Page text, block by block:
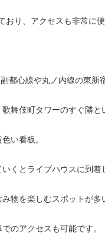
おり、アクセスも非常に便
都心線や丸ノ内線の東新
舞伎町タワーのすぐ隣と
い看板。
くとライブハウスに到着
物を楽しむスポットが多
のアクセスも可能です。